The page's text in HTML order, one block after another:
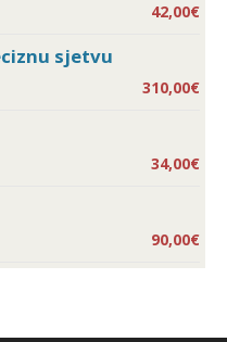
42,00€
sjetvu
310,00€
34,00€
90,00€